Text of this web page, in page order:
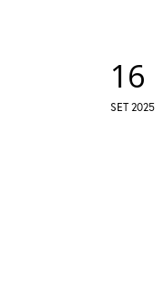
16
SET 2025